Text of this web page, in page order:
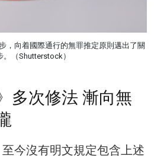
，向着國際通行的無罪推定原則邁出了關
。（Shutterstock）
多次修法 漸向無
今沒有明文規定包含上述